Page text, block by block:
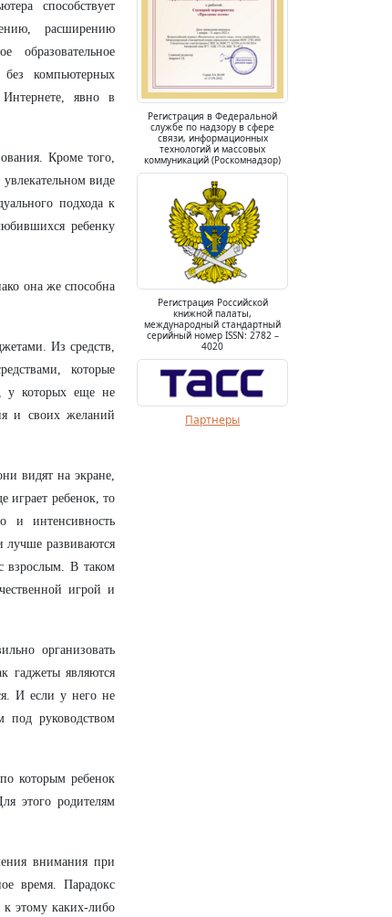
способствует
расширению
образовательное
компьютерных
явно в
Кроме того,
виде
подхода к
ребенку
она же способна
Из средств,
которые
у которых еще не
и своих желаний
видят на экране,
играет ребенок, то
и интенсивность
лучше развиваются
взрослым. В таком
игрой и
организовать
гаджеты являются
И если у него не
руководством
которым ребенок
этого родителям
внимания при
время. Парадокс
к этому каких-либо
Регистрация в Федеральной
службе по надзору в сфере
связи, информационных
технологий и массовых
коммуникаций (Роскомнадзор)
Регистрация Российской
книжной палаты,
международный стандартный
серийный номер ISSN: 2782 –
4020
Партнеры